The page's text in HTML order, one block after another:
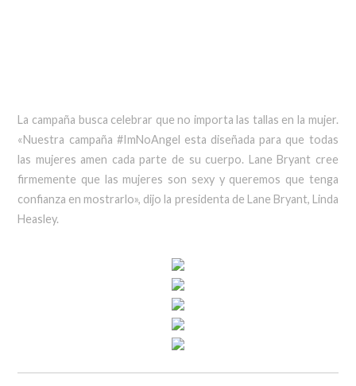
La campaña busca celebrar que no importa las tallas en la mujer.
«Nuestra campaña #ImNoAngel esta diseñada para que todas
las mujeres amen cada parte de su cuerpo. Lane Bryant cree
firmemente que las mujeres son sexy y queremos que tenga
confianza en mostrarlo», dijo la presidenta de Lane Bryant, Linda
Heasley.